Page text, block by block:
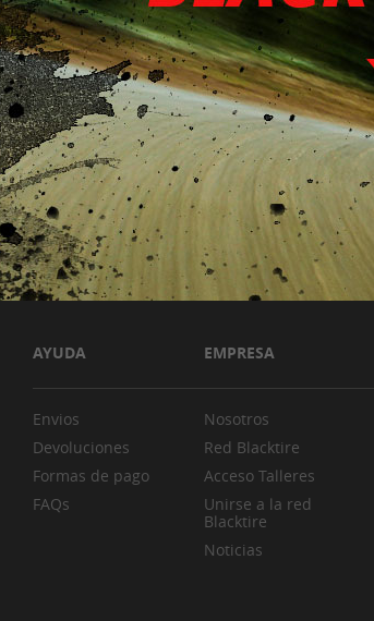
AYUDA EMPRESA
Envios
Devoluciones
Formas de pago
FAQs
Nosotros
Red Blacktire
Acceso Talleres
Unirse a la red
Blacktire
Noticias